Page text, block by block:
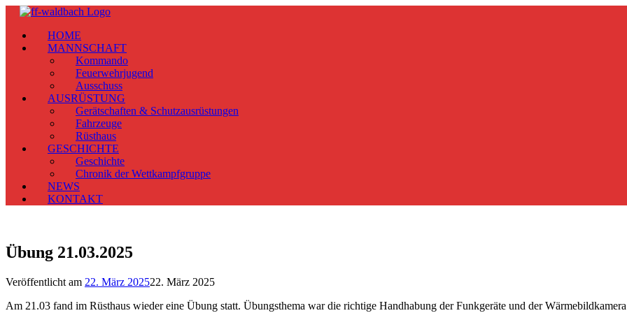
Zum
springen
HOME
MANNSCHAFT
Kommando
Feuerwehrjugend
Ausschuss
AUSRÜSTUNG
Gerätschaften & Schutzausrüstungen
Fahrzeuge
Rüsthaus
GESCHICHTE
Geschichte
Chronik der Wettkampfgruppe
NEWS
KONTAKT
Übung 21.03.2025
Veröffentlicht am 22. März 202522. März 2025
Am 21.03 fand im Rüsthaus wieder eine Übung statt. Übungsthema war die richtige Handhabung der Funkgeräte und der